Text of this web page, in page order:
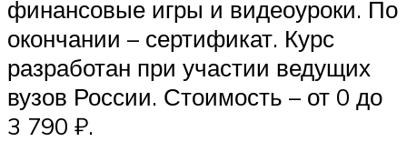
финансовые игры и видеоуроки. По
окончании – сертификат. Курс
разработан при участии ведущих
вузов России. Стоимость – от 0 до
3 790 ₽.